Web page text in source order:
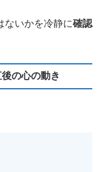
ないかを冷静に確認
の心の動き